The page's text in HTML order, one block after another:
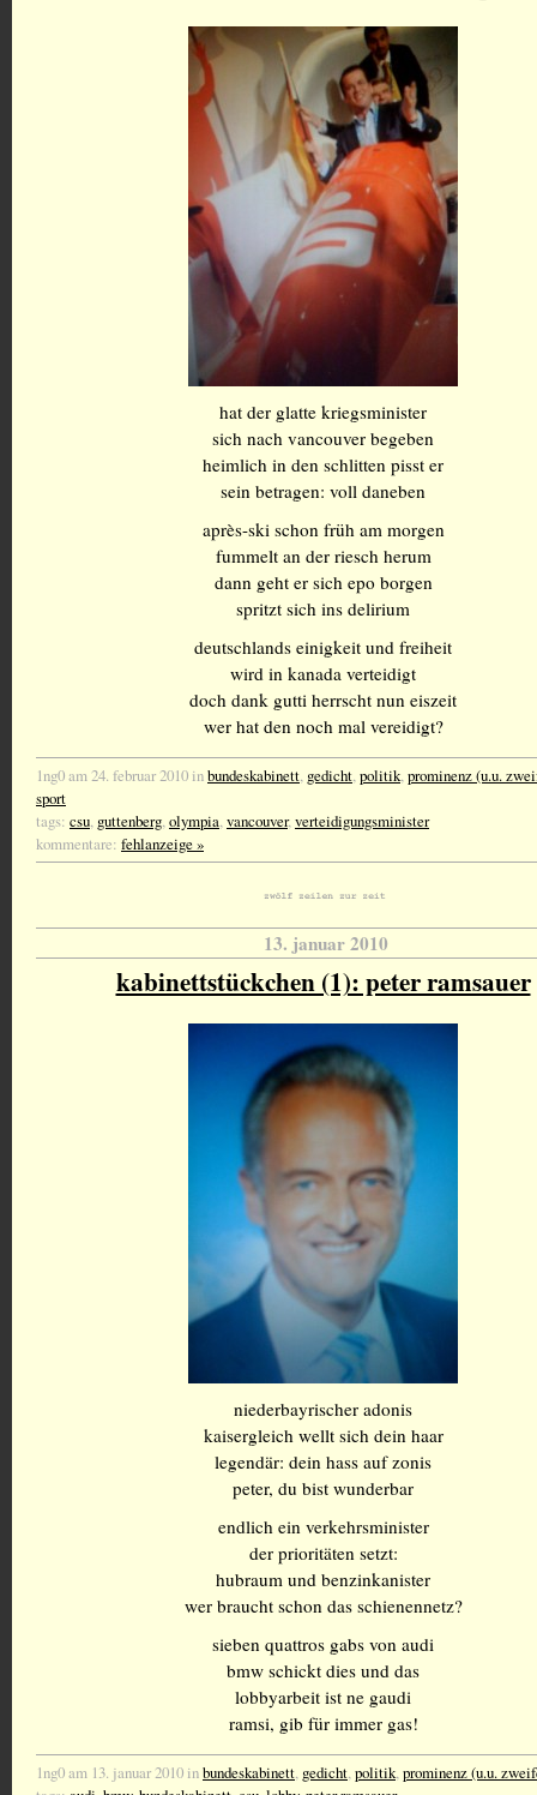
hat der glatte kriegsminister
sich nach vancouver begeben
heimlich in den schlitten pisst er
sein betragen: voll daneben
après-ski schon früh am morgen
fummelt an der riesch herum
dann geht er sich epo borgen
spritzt sich ins delirium
deutschlands einigkeit und freiheit
wird in kanada verteidigt
doch dank gutti herrscht nun eiszeit
wer hat den noch mal vereidigt?
1ng0 am 24. februar 2010 inbundeskabinett, gedicht,politik,prominenz (u.u.
sport
tags: csu, guttenberg,olympia,vancouver,verteidigungsminister
kommentare: fehlanzeige »
13. januar 2010
kabinettstückchen (1): peter ramsauer
niederbayrischer adonis
kaisergleich wellt sich dein haar
legendär: dein hass auf zonis
peter, du bist wunderbar
endlich ein verkehrsminister
der prioritäten setzt:
hubraum und benzinkanister
wer braucht schon das schienennetz?
sieben quattros gabs von audi
bmw schickt dies und das
lobbyarbeit ist ne gaudi
ramsi, gib für immer gas!
1ng0 am 13. januar 2010 inbundeskabinett, gedicht,politik,prominenz (u.u.